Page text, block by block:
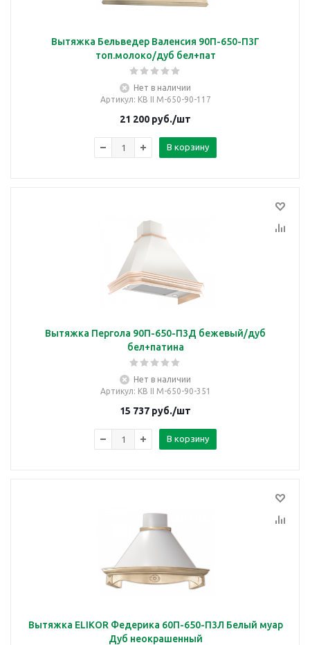
Вытяжка Бельведер Валенсия 90П-650-П3Г
топ.молоко/дуб бел+пат
Нет в наличии
Артикул: КВ II М-650-90-117
21 200 руб./шт
В корзину
Вытяжка Пергола 90П-650-П3Д бежевый/дуб
бел+патина
Нет в наличии
Артикул: КВ II М-650-90-351
15 737 руб./шт
В корзину
Вытяжка ELIKOR Федерика 60П-650-П3Л Белый муар
Дуб неокрашенный